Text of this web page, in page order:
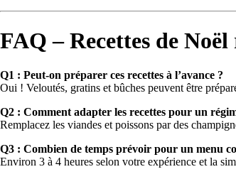
FAQ – Recettes de Noël
Q1 : Peut-on préparer ces recettes à l’avance ?
Oui ! Veloutés, gratins et bûches peuvent être
Q2 : Comment adapter les recettes pour un
Remplacez les viandes et poissons par des
Q3 : Combien de temps prévoir pour un menu
Environ 3 à 4 heures selon votre expérience et la